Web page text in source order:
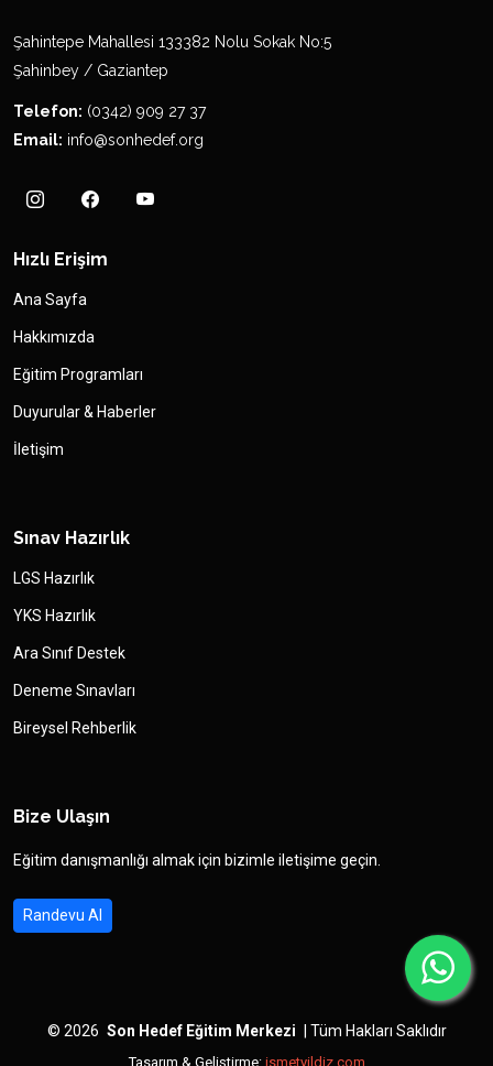
Şahintepe Mahallesi 133382 Nolu Sokak No:5
Şahinbey / Gaziantep
Telefon: (0342) 909 27 37
Email: info@sonhedef.org
Hızlı Erişim
Ana Sayfa
Hakkımızda
Eğitim Programları
Duyurular & Haberler
İletişim
Sınav Hazırlık
LGS Hazırlık
YKS Hazırlık
Ara Sınıf Destek
Deneme Sınavları
Bireysel Rehberlik
Bize Ulaşın
Eğitim danışmanlığı almak için bizimle iletişime geçin.
Randevu Al
© 2026 Son Hedef Eğitim Merkezi Tüm Hakları Saklıdır
Tasarım & Geliştirme: ismetyildiz.com